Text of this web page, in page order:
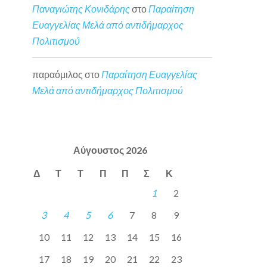
Παναγιώτης ΚονιδάρηςστοΠαραίτηση
Ευαγγελίας Μελά από αντιδήμαρχος
Πολιτισμού
παραόμιλος στο Παραίτηση Ευαγγελίας
Μελά από αντιδήμαρχος Πολιτισμού
Αύγουστος 2026
Δ Τ Τ Π Π Σ
Κ
1
2
3
4 5 6 7 8
9
10
11 12 13 14 15
16
17
18 19 20 21 22 23